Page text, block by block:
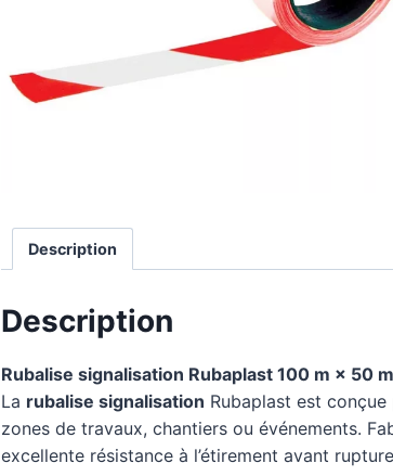
Description
Description
Rubalise signalisation Rubaplast 100 m × 50
La rubalise signalisation Rubaplast est
zones de travaux, chantiers ou événements.
excellente résistance à l’étirement avant